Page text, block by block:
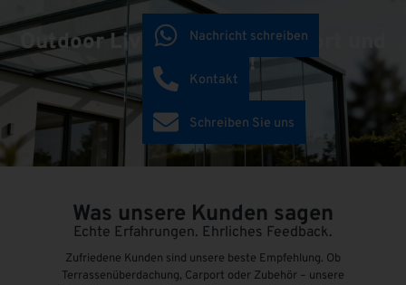
Outdoor Living schafft Komfort und
Mehrwert!
Was unsere Kunden sagen
Echte Erfahrungen. Ehrliches Feedback.
Zufriedene Kunden sind unsere beste Empfehlung. Ob
Terrassenüberdachung, Carport oder Zubehör – unsere
Nachricht schreiben
Kontakt
Schreiben Sie uns